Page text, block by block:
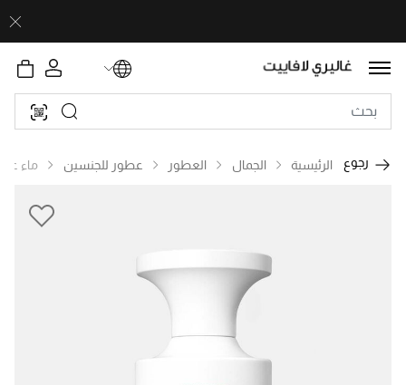
رجوع الرئيسية الجمال العطور عطور للجنسين ماء